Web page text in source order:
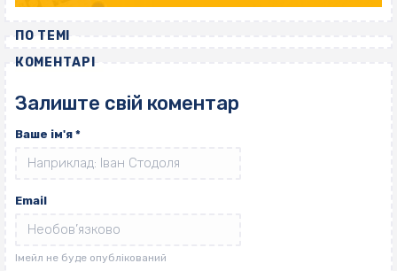
ПО ТЕМІ
КОМЕНТАРІ
Залиште свій коментар
Ваше ім'я *
Email